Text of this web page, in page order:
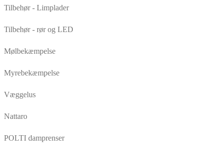
Tilbehør - Limplader
Tilbehør - rør og LED
Mølbekæmpelse
Myrebekæmpelse
Væggelus
Nattaro
POLTI damprenser